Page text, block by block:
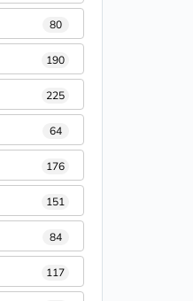
80
190
225
64
176
151
84
117